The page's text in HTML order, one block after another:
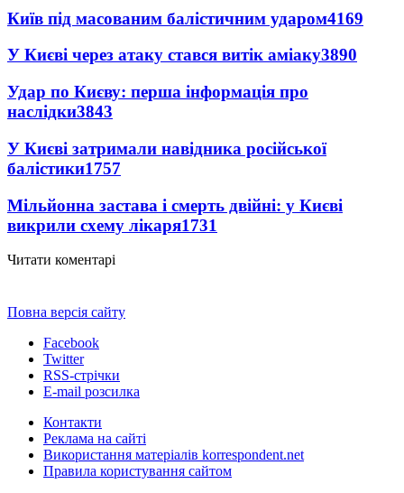
Київ під масованим балістичним ударом4169
У Києві через атаку стався витік аміаку3890
Удар по Києву: перша інформація про
наслідки3843
У Києві затримали навідника російської
балістики1757
Мільйонна застава і смерть двійні: у Києві
викрили схему лікаря1731
Читати коментарі
Повна версія сайту
Facebook
Twitter
RSS-стрічки
E-mail розсилка
Контакти
Реклама на сайті
Використання матеріалів korrespondent.net
Правила користування сайтом